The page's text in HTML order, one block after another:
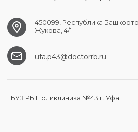
450099, Республика
Жукова, 4/1
ufa.p43@doctorrb.ru
ГБУЗ РБ Поликлиника №43 г. Уфа